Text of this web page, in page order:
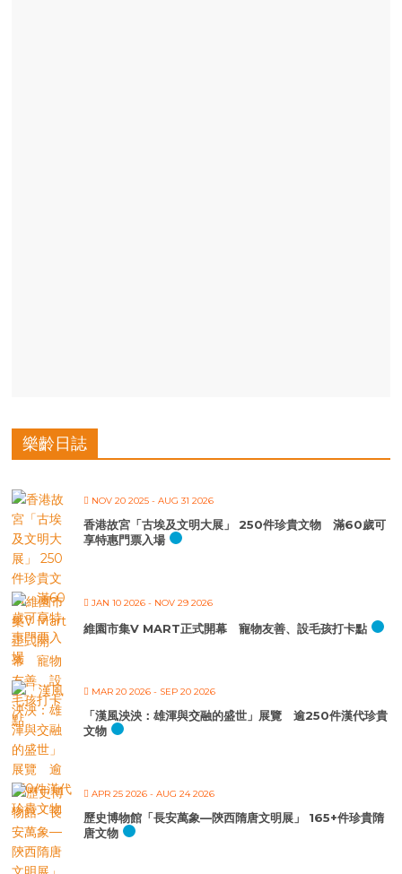
樂齡日誌
NOV 20 2025 - AUG 31 2026
香港故宮「古埃及文明大展」 250件珍貴文物 滿60歲可
享特惠門票入場
JAN 10 2026 - NOV 29 2026
維園市集V MART正式開幕 寵物友善、設毛孩打卡點
MAR 20 2026 - SEP 20 2026
「漢風泱泱：雄渾與交融的盛世」展覽 逾250件漢代珍貴
文物
APR 25 2026 - AUG 24 2026
歷史博物館「長安萬象—陝西隋唐文明展」 165+件珍貴隋
唐文物